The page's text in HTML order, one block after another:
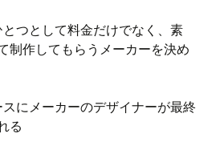
つとして料金だけでなく、素
制作してもらうメーカーを決め
にメーカーのデザイナーが最終
る